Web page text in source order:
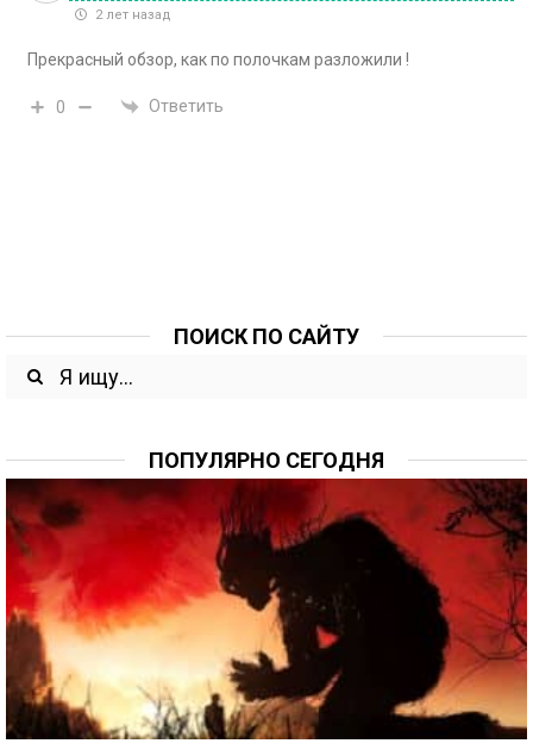
ПОИСК ПО САЙТУ
ПОПУЛЯРНО СЕГОДНЯ
2 лет назад
Прекрасный обзор, как по полочкам разложили !
0 Ответить